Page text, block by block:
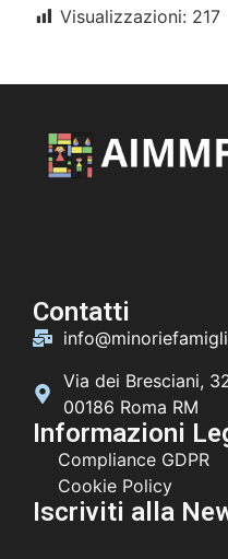
Visualizzazioni: 217
Contatti
Via dei Bresciani,
00186 Roma RM
Informazioni
Compliance GDPR
Cookie Policy
Iscriviti alla